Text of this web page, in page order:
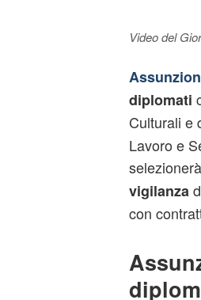
Video del
diplomati
Culturali e
Lavoro e
selezionerà
vigilanza
con